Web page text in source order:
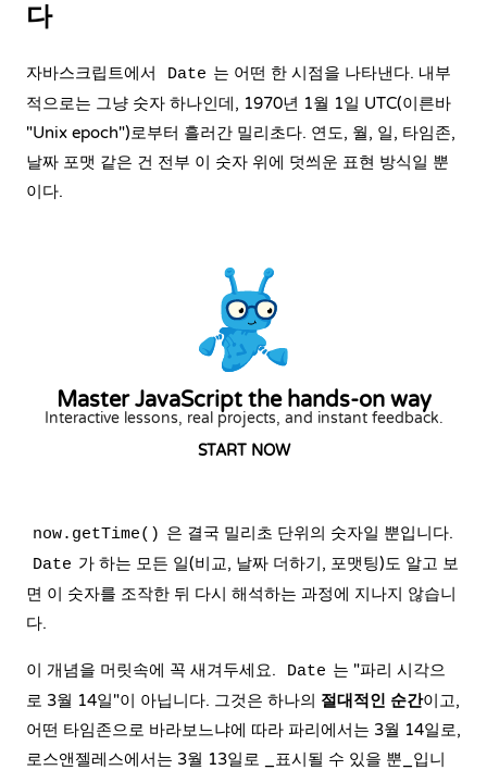
다
자바스크립트에서 Date 는 어떤 한 시점을 나타낸다. 내부
적으로는 그냥 숫자 하나인데, 1970년 1월 1일 UTC(이른바
"Unix epoch")로부터 흘러간 밀리초다. 연도, 월, 일, 타임존,
날짜 포맷 같은 건 전부 이 숫자 위에 덧씌운 표현 방식일 뿐
이다.
Master JavaScript the hands-on way
Interactive lessons, real projects, and instant feedback.
START NOW
now.getTime() 은 결국 밀리초 단위의 숫자일 뿐입니다.
Date 가 하는 모든 일(비교, 날짜 더하기, 포맷팅)도 알고 보
면 이 숫자를 조작한 뒤 다시 해석하는 과정에 지나지 않습니
다.
이 개념을 머릿속에 꼭 새겨두세요. Date 는 "파리 시각으
로 3월 14일"이 아닙니다. 그것은 하나의 절대적인 순간이고,
어떤 타임존으로 바라보느냐에 따라 파리에서는 3월 14일로,
로스앤젤레스에서는 3월 13일로 _표시될 수 있을 뿐_입니